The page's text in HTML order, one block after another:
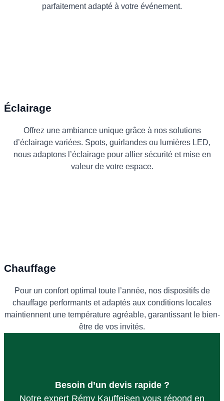
parfaitement adapté à votre événement.
Éclairage
Offrez une ambiance unique grâce à nos solutions
d’éclairage variées. Spots, guirlandes ou lumières LED,
nous adaptons l’éclairage pour allier sécurité et mise en
valeur de votre espace.
Chauffage
Pour un confort optimal toute l’année, nos dispositifs de
chauffage performants et adaptés aux conditions locales
maintiennent une température agréable, garantissant le bien-
être de vos invités.
Besoin d’un devis rapide ?
Notre expert Rémy Kauffeisen vous répond en